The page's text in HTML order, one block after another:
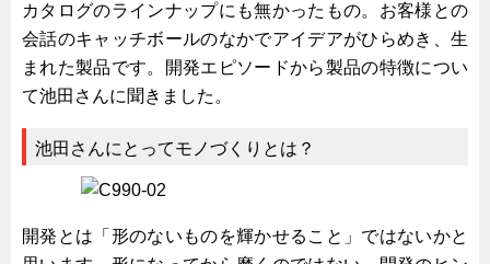
試作・特注品の事例集
SDGs配慮・脱炭素
省力化製品
医療・福祉・介護関連
ロボット・自動化装置関連
二次電池関連
カタログのラインナップにも無かったもの。お客様との
会話のキャッチボールのなかでアイデアがひらめき、生
まれた製品です。開発エピソードから製品の特徴につい
て池田さんに聞きました。
池田さんにとってモノづくりとは？
開発とは「形のないものを輝かせること」ではないかと